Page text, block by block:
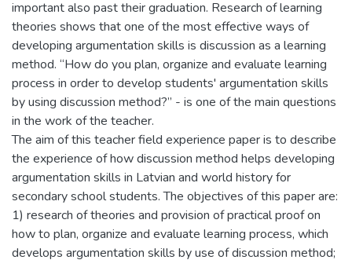
important also past their graduation. Research of learning
theories shows that one of the most effective ways of
developing argumentation skills is discussion as a learning
method. “How do you plan, organize and evaluate learning
process in order to develop students' argumentation skills
by using discussion method?” - is one of the main questions
in the work of the teacher.
The aim of this teacher field experience paper is to describe
the experience of how discussion method helps developing
argumentation skills in Latvian and world history for
secondary school students. The objectives of this paper are:
1) research of theories and provision of practical proof on
how to plan, organize and evaluate learning process, which
develops argumentation skills by use of discussion method;